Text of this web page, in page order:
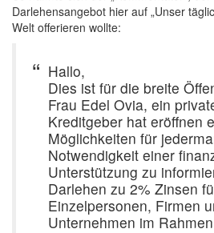
Darlehensangebot hier auf „Unser
Welt offerieren wollte:
Hallo,
Dies ist für die breite
Frau Edel Ovia, ein
Kreditgeber hat eröffnen
Möglichkeiten für
Notwendigkeit einer
Unterstützung zu
Darlehen zu 2% Zinsen
Einzelpersonen, Firmen
Unternehmen im